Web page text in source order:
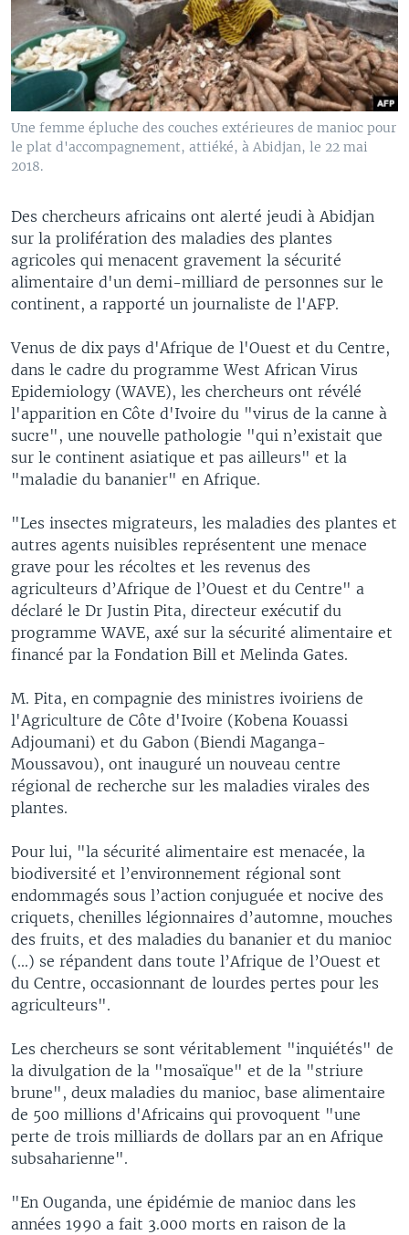
Une femme épluche des couches extérieures de manioc pour
le plat d'accompagnement, attiéké, à Abidjan, le 22 mai
2018.
Des chercheurs africains ont alerté jeudi à Abidjan
sur la prolifération des maladies des plantes
agricoles qui menacent gravement la sécurité
alimentaire d'un demi-milliard de personnes sur le
continent, a rapporté un journaliste de l'AFP.
Venus de dix pays d'Afrique de l'Ouest et du Centre,
dans le cadre du programme West African Virus
Epidemiology (WAVE), les chercheurs ont révélé
l'apparition en Côte d'Ivoire du "virus de la canne à
sucre", une nouvelle pathologie "qui n’existait que
sur le continent asiatique et pas ailleurs" et la
"maladie du bananier" en Afrique.
"Les insectes migrateurs, les maladies des plantes et
autres agents nuisibles représentent une menace
grave pour les récoltes et les revenus des
agriculteurs d’Afrique de l’Ouest et du Centre" a
déclaré le Dr Justin Pita, directeur exécutif du
programme WAVE, axé sur la sécurité alimentaire et
financé par la Fondation Bill et Melinda Gates.
M. Pita, en compagnie des ministres ivoiriens de
l'Agriculture de Côte d'Ivoire (Kobena Kouassi
Adjoumani) et du Gabon (Biendi Maganga-
Moussavou), ont inauguré un nouveau centre
régional de recherche sur les maladies virales des
plantes.
Pour lui, "la sécurité alimentaire est menacée, la
biodiversité et l’environnement régional sont
endommagés sous l’action conjuguée et nocive des
criquets, chenilles légionnaires d’automne, mouches
des fruits, et des maladies du bananier et du manioc
(...) se répandent dans toute l’Afrique de l’Ouest et
du Centre, occasionnant de lourdes pertes pour les
agriculteurs".
Les chercheurs se sont véritablement "inquiétés" de
la divulgation de la "mosaïque" et de la "striure
brune", deux maladies du manioc, base alimentaire
de 500 millions d'Africains qui provoquent "une
perte de trois milliards de dollars par an en Afrique
subsaharienne".
"En Ouganda, une épidémie de manioc dans les
années 1990 a fait 3.000 morts en raison de la